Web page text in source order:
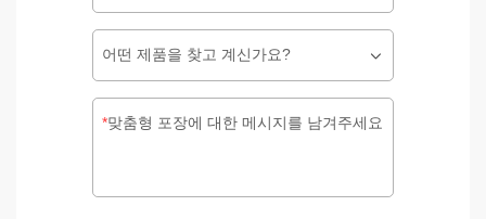
어떤 제품을 찾고 계신가요?
맞춤형 포장에 대한 메시지를 남겨주세요